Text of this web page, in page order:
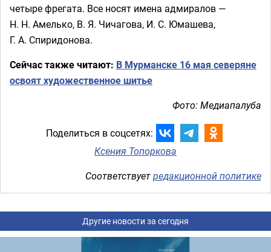
четыре фрегата. Все носят имена адмиралов —
Н. Н. Амелько, В. Я. Чичагова, И. С. Юмашева,
Г. А. Спиридонова.
Сейчас также читают: В Мурманске 16 мая северяне
освоят художественное шитье
Фото: Медиапалуба
Поделиться в соцсетях:
Ксения Топоркова
Соответствуетредакционной политике
Другие новости за сегодня